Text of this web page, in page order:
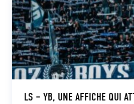
LS – YB, UNE AFFICHE QUI